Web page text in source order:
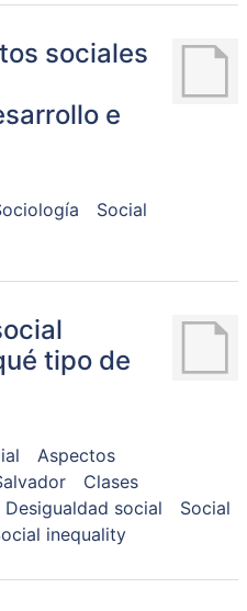
sociales
e
Social
tipo de
Aspectos
Clases
Desigualdad social
Social
inequality